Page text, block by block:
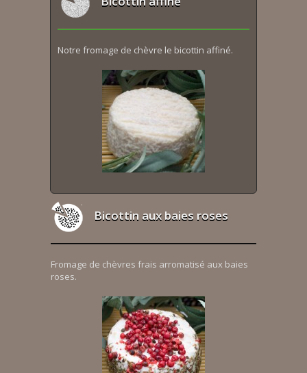
Notre fromage de chèvre le bicottin affiné.
Bicottin aux baies roses
Fromage de chèvres frais arromatisé aux baies
roses.